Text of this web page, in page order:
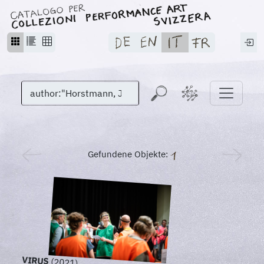
Gefundene Objekte:
VIRUS